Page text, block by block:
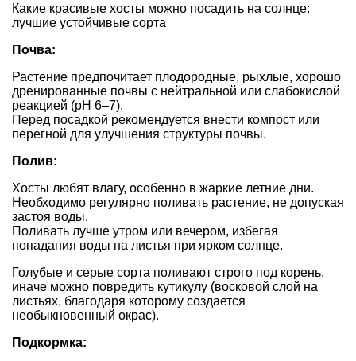
Какие красивые хосты можно посадить на солнце:
лучшие устойчивые сорта
Почва:
Растение предпочитает плодородные, рыхлые, хорошо
дренированные почвы с нейтральной или слабокислой
реакцией (pH 6–7).
Перед посадкой рекомендуется внести компост или
перегной для улучшения структуры почвы.
Полив:
Хосты любят влагу, особенно в жаркие летние дни.
Необходимо регулярно поливать растение, не допуская
застоя воды.
Поливать лучше утром или вечером, избегая
попадания воды на листья при ярком солнце.
Голубые и серые сорта поливают строго под корень,
иначе можно повредить кутикулу (восковой слой на
листьях, благодаря которому создается
необыкновенный окрас).
Подкормка: